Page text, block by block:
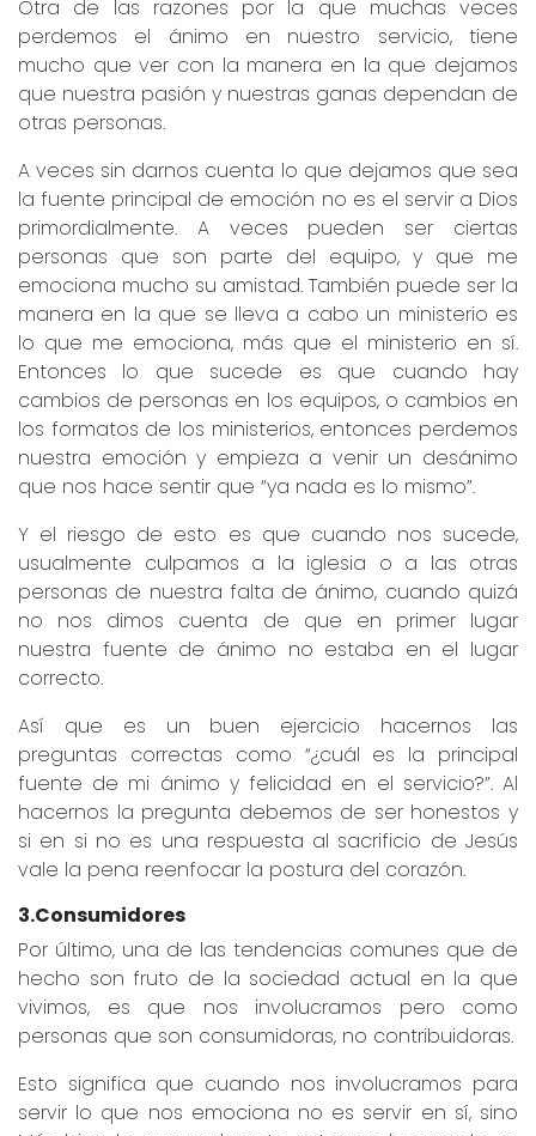
Otra de las razones por la que muchas veces
perdemos el ánimo en nuestro servicio, tiene
mucho que ver con la manera en la que dejamos
que nuestra pasión y nuestras ganas dependan de
otras personas.
A veces sin darnos cuenta lo que dejamos que sea
la fuente principal de emoción no es el servir a Dios
primordialmente. A veces pueden ser ciertas
personas que son parte del equipo, y que me
emociona mucho su amistad. También puede ser la
manera en la que se lleva a cabo un ministerio es
lo que me emociona, más que el ministerio en sí.
Entonces lo que sucede es que cuando hay
cambios de personas en los equipos, o cambios en
los formatos de los ministerios, entonces perdemos
nuestra emoción y empieza a venir un desánimo
que nos hace sentir que “ya nada es lo mismo”.
Y el riesgo de esto es que cuando nos sucede,
usualmente culpamos a la iglesia o a las otras
personas de nuestra falta de ánimo, cuando quizá
no nos dimos cuenta de que en primer lugar
nuestra fuente de ánimo no estaba en el lugar
correcto.
Así que es un buen ejercicio hacernos las
preguntas correctas como “¿cuál es la principal
fuente de mi ánimo y felicidad en el servicio?”. Al
hacernos la pregunta debemos de ser honestos y
si en si no es una respuesta al sacrificio de Jesús
vale la pena reenfocar la postura del corazón.
3.Consumidores
Por último, una de las tendencias comunes que de
hecho son fruto de la sociedad actual en la que
vivimos, es que nos involucramos pero como
personas que son consumidoras, no contribuidoras.
Esto significa que cuando nos involucramos para
servir lo que nos emociona no es servir en sí, sino